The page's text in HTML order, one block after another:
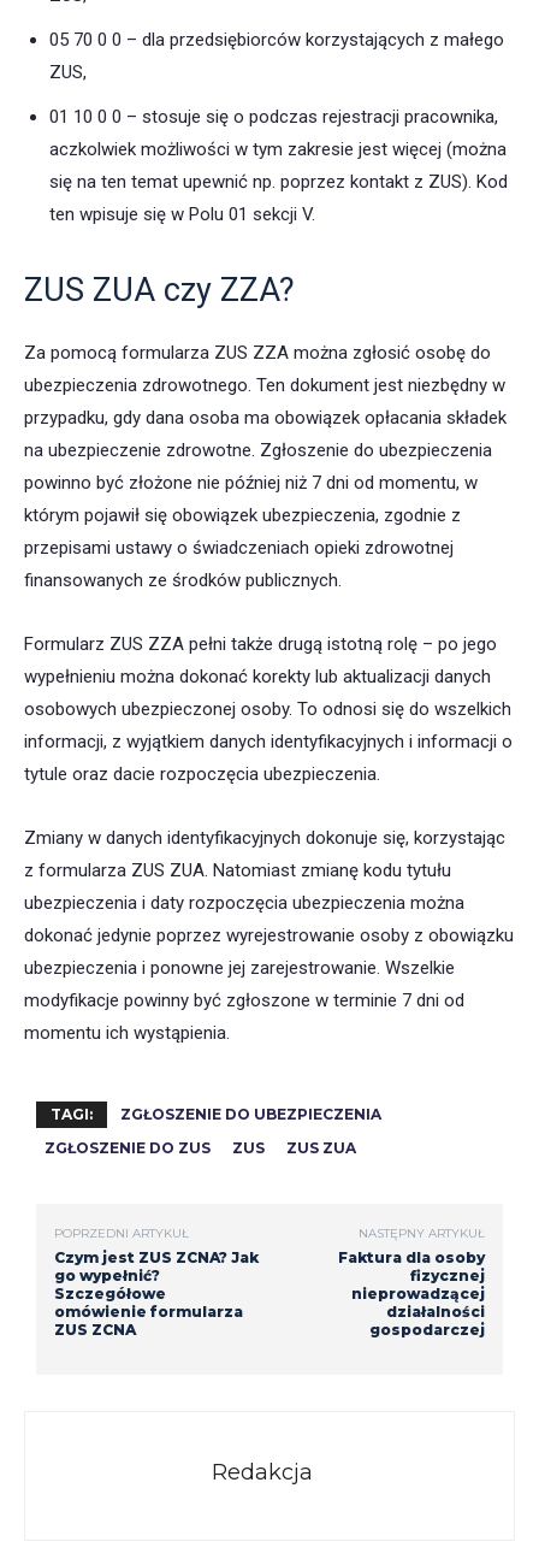
05 70 0 0 – dla przedsiębiorców korzystających z małego
ZUS,
01 10 0 0 – stosuje się o podczas rejestracji pracownika,
aczkolwiek możliwości w tym zakresie jest więcej (można
się na ten temat upewnić np. poprzez kontakt z ZUS). Kod
ten wpisuje się w Polu 01 sekcji V.
ZUS ZUA czy ZZA?
Za pomocą formularza ZUS ZZA można zgłosić osobę do
ubezpieczenia zdrowotnego. Ten dokument jest niezbędny w
przypadku, gdy dana osoba ma obowiązek opłacania składek
na ubezpieczenie zdrowotne. Zgłoszenie do ubezpieczenia
powinno być złożone nie później niż 7 dni od momentu, w
którym pojawił się obowiązek ubezpieczenia, zgodnie z
przepisami ustawy o świadczeniach opieki zdrowotnej
finansowanych ze środków publicznych.
Formularz ZUS ZZA pełni także drugą istotną rolę – po jego
wypełnieniu można dokonać korekty lub aktualizacji danych
osobowych ubezpieczonej osoby. To odnosi się do wszelkich
informacji, z wyjątkiem danych identyfikacyjnych i informacji o
tytule oraz dacie rozpoczęcia ubezpieczenia.
Zmiany w danych identyfikacyjnych dokonuje się, korzystając
z formularza ZUS ZUA. Natomiast zmianę kodu tytułu
ubezpieczenia i daty rozpoczęcia ubezpieczenia można
dokonać jedynie poprzez wyrejestrowanie osoby z obowiązku
ubezpieczenia i ponowne jej zarejestrowanie. Wszelkie
modyfikacje powinny być zgłoszone w terminie 7 dni od
momentu ich wystąpienia.
TAGI:
ZGŁOSZENIE DO UBEZPIECZENIA
ZGŁOSZENIE DO ZUS
ZUS ZUS ZUA
POPRZEDNI ARTYKUŁ
Czym jest ZUS ZCNA? Jak
go wypełnić?
Szczegółowe
omówienie formularza
ZUS ZCNA
NASTĘPNY ARTYKUŁ
Faktura dla osoby
fizycznej
nieprowadzącej
działalności
gospodarczej
Redakcja